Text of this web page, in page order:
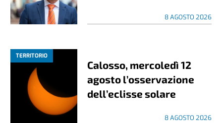
8 AGOSTO 2026
TERRITORIO
Calosso, mercoledì 12
agosto l’osservazione
dell’eclisse solare
8 AGOSTO 2026